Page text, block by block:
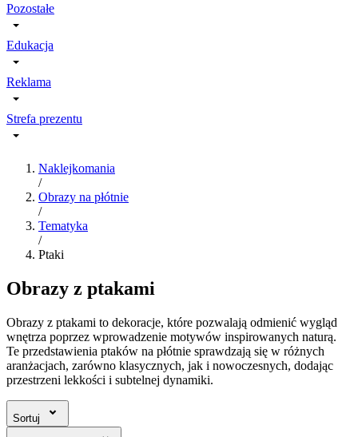
Pozostałe
Edukacja
Reklama
Strefa prezentu
Naklejkomania
/
Obrazy na płótnie
/
Tematyka
/
Ptaki
Obrazy z ptakami
Obrazy z ptakami to dekoracje, które pozwalają odmienić wygląd
wnętrza poprzez wprowadzenie motywów inspirowanych naturą.
Te przedstawienia ptaków na płótnie sprawdzają się w różnych
aranżacjach, zarówno klasycznych, jak i nowoczesnych, dodając
przestrzeni lekkości i subtelnej dynamiki.
Sortuj